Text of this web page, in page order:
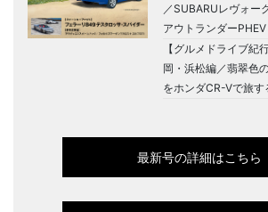
／SUBARUレヴォー
アウトランダー
【グルメドライブ紀
岡・浜松編／翡翠色
をホンダCR-Vで旅す
最新号の詳細はこちら